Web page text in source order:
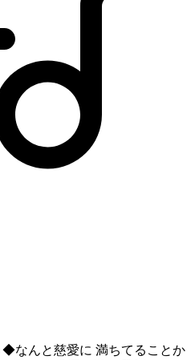
なんと慈愛に 満ちてることか